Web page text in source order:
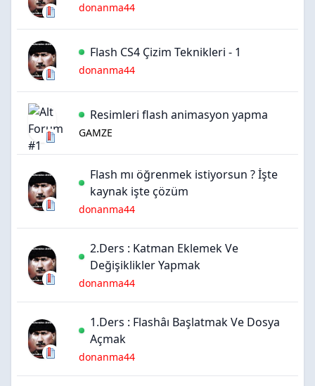
donanma44
Flash CS4 Çizim Teknikleri - 1
donanma44
Resimleri flash animasyon yapma
GAMZE
Flash mı öğrenmek istiyorsun ? İşte
kaynak işte çözüm
donanma44
2.Ders : Katman Eklemek Ve
Değişiklikler Yapmak
donanma44
1.Ders : Flashâı Başlatmak Ve Dosya
Açmak
donanma44